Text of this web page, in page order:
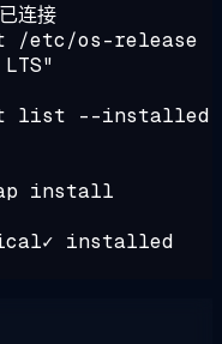
已连接
/etc/os-release
LTS"
list --installed
install
installed